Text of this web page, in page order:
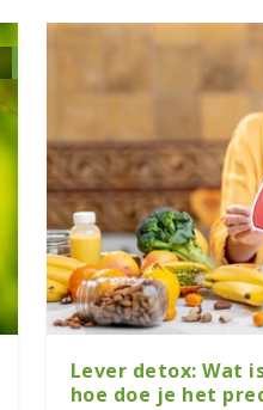
Lever detox: Wat
hoe doe je het